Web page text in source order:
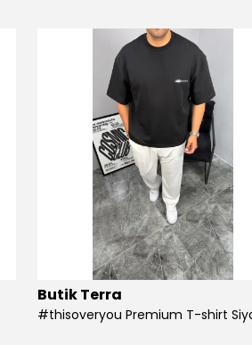
Butik Terra
#thisoveryou Premium T-shirt